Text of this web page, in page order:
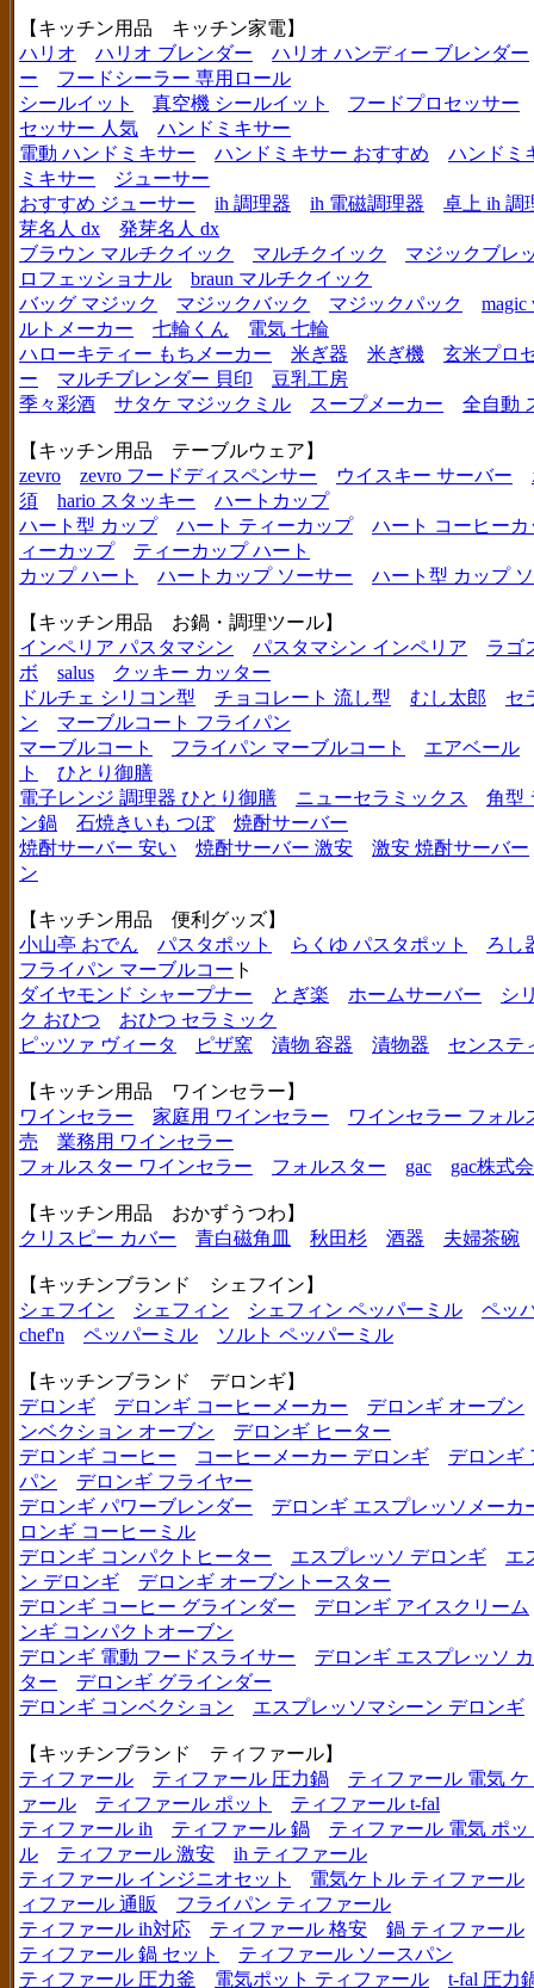
【キッチン用品 キッチン家電】
ハリオ
ハリオ ブレンダー
ハリオ ハンディー ブレンダー
ー
フードシーラー 専用ロール
シールイット
真空機 シールイット
フードプロセッサー
セッサー 人気
ハンドミキサー
電動 ハンドミキサー
ハンドミキサー おすすめ
ハンドミ
ミキサー
ジューサー
おすすめ ジューサー
ih 調理器 ih 電磁調理器
卓上 ih 調
芽名人 dx
発芽名人 dx
ブラウン マルチクイック
マルチクイック
マジックブレ
ロフェッショナル
braun マルチクイック
バッグ マジック
マジックバック マジックパック
magic
ルトメーカー
七輪くん
電気 七輪
ハローキティー もちメーカー
米ぎ器 米ぎ機
玄米プロ
ー
マルチブレンダー 貝印
豆乳工房
季々彩酒
サタケ マジックミル スープメーカー 全自動
【キッチン用品 テーブルウェア】
zevro
zevro フードディスペンサー ウイスキー サーバー
須
hario スタッキー
ハートカップ
ハート型 カップ
ハート ティーカップ
ハート コーヒーカ
ィーカップ
ティーカップ ハート
カップ ハート
ハートカップ ソーサー ハート型 カップ
【キッチン用品 お鍋・調理ツール】
インペリア パスタマシン
パスタマシン インペリア
ラゴ
ボ
salus
クッキー カッター
ドルチェ シリコン型
チョコレート 流し型 むし太郎
セ
ン
マーブルコート フライパン
マーブルコート
フライパン マーブルコート
エアベール
ト
ひとり御膳
電子レンジ 調理器 ひとり御膳
ニューセラミックス
角型
ン鍋
石焼きいも つぼ
焼酎サーバー
焼酎サーバー 安い
焼酎サーバー 激安
激安 焼酎サーバー
ン
【キッチン用品 便利グッズ】
小山亭 おでん
パスタポット らくゆ パスタポット
ろし
フライパン マーブルコー ト
ダイヤモンド シャープナー
とぎ楽 ホームサーバー
シ
ク おひつ
おひつ セラミック
ピッツァ ヴィータ
ピザ窯 漬物 容器 漬物器 センステ
【キッチン用品 ワインセラー】
ワインセラー
家庭用 ワインセラー
ワインセラー フォル
売
業務用 ワインセラー
フォルスター ワインセラー
フォルスター gac gac株式
【キッチン用品 おかずうつわ】
クリスピー カバー
青白磁角皿 秋田杉 酒器 夫婦茶碗
【キッチンブランド シェフイン】
シェフイン
シェフィン シェフィン ペッパーミル
ペッ
chef'n
ペッパーミル ソルト ペッパーミル
【キッチンブランド デロンギ】
デロンギ
デロンギ コーヒーメーカー
デロンギ オーブン
ンベクション オーブン
デロンギ ヒーター
デロンギ コーヒー
コーヒーメーカー デロンギ
デロンギ
パン
デロンギ フライヤー
デロンギ パワーブレンダー
デロンギ エスプレッソメーカ
ロンギ コーヒーミル
デロンギ コンパクトヒーター
エスプレッソ デロンギ
エ
ン デロンギ
デロンギ オーブントースター
デロンギ コーヒー グラインダー
デロンギ アイスクリーム
ンギ コンパクトオーブン
デロンギ 電動 フードスライサー
デロンギ エスプレッソ
ター
デロンギ グラインダー
デロンギ コンベクション
エスプレッソマシーン デロンギ
【キッチンブランド ティファール】
ティファール
ティファール 圧力鍋
ティファール 電気 ケ
ァール
ティファール ポット
ティファール t-fal
ティファール ih
ティファール 鍋
ティファール 電気 ポッ
ル
ティファール 激安
ih ティファール
ティファール インジニオセット
電気ケトル ティファール
ィファール 通販
フライパン ティファール
ティファール ih対応
ティファール 格安
鍋 ティファール
ティファール 鍋 セット
ティファール ソースパン
ティファール 圧力釜
電気ポット ティファール t-fal 圧力